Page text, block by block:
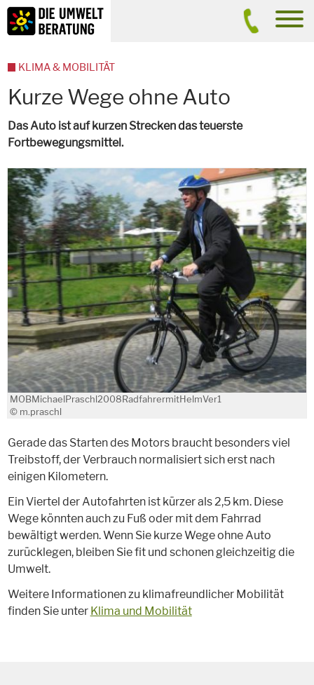
Inhalt
Suche
Kurze Wege ohne Auto
Das Auto ist auf kurzen Strecken das teuerste
Fortbewegungsmittel.
MOBMichaelPraschl2008RadfahrermitHelmVer1
© m.praschl
Gerade das Starten des Motors braucht besonders viel
Treibstoff, der Verbrauch normalisiert sich erst nach
einigen Kilometern.
Ein Viertel der Autofahrten ist kürzer als 2,5 km. Diese
Wege könnten auch zu Fuß oder mit dem Fahrrad
bewältigt werden. Wenn Sie kurze Wege ohne Auto
zurücklegen, bleiben Sie fit und schonen gleichzeitig die
Umwelt.
Weitere Informationen zu klimafreundlicher Mobilität
finden Sie unter Klima und Mobilität
KLIMA & MOBILITÄT